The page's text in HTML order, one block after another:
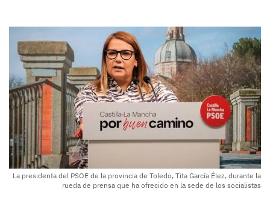
La presidenta del PSOE de la provincia de Toledo, Tita García Élez, durante la
rueda de prensa que ha ofrecido en la sede de los socialistas